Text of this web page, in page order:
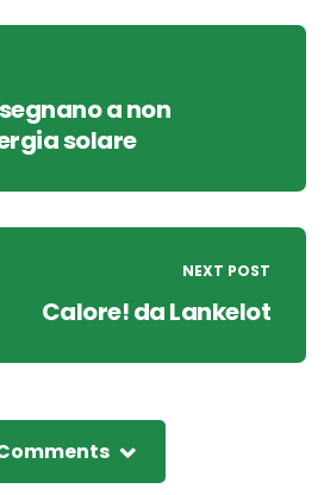
a non
solare
NEXT POST
Calore! da Lankelot